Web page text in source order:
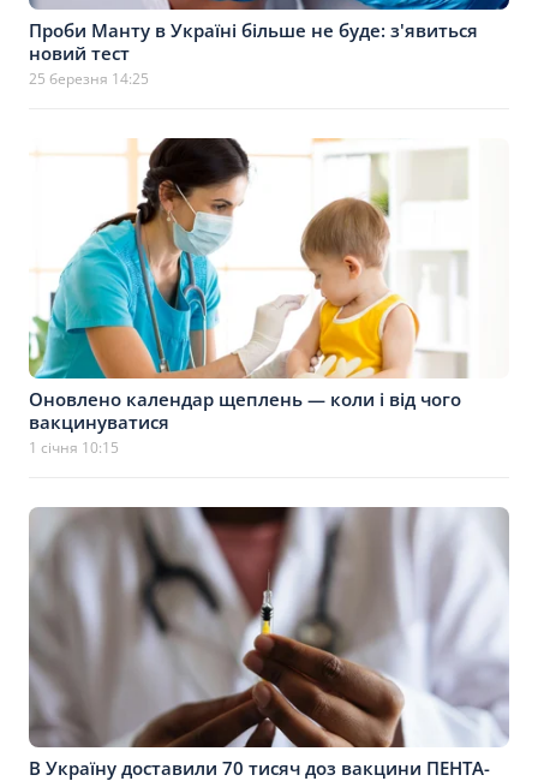
Проби Манту в Україні більше не буде: з'явиться
новий тест
25 березня 14:25
Оновлено календар щеплень — коли і від чого
вакцинуватися
1 січня 10:15
В Україну доставили 70 тисяч доз вакцини ПЕНТА-